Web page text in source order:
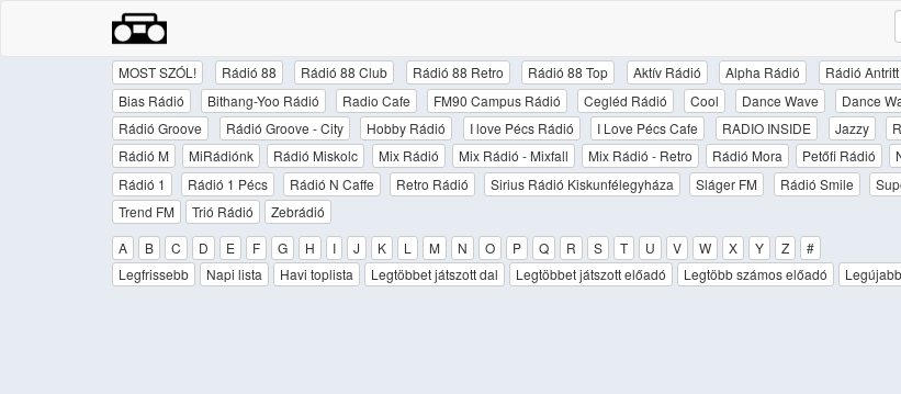
MOST SZÓL! Rádió 88 Rádió 88 Club Rádió 88 Retro Rádió 88 Top Aktív Rádió Alpha Rádió Rádió Antritt
Bias Rádió
Bithang-Yoo Rádió Radio Cafe FM90 Campus Rádió Cegléd Rádió Cool Dance Wave Dance
Rádió Groove
Rádió Groove - City Hobby Rádió I love Pécs Rádió I Love Pécs Cafe RADIO INSIDE Jazzy
Rádió M
MiRádiónk Rádió Miskolc Mix Rádió Mix Rádió - Mixfall Mix Rádió - Retro Rádió Mora Petőfi Rádió
Rádió 1
Rádió 1 Pécs Rádió N Caffe Retro Rádió Sirius Rádió Kiskunfélegyháza Sláger FM Rádió Smile
Trend FM
Trió Rádió
Zebrádió
A
B C D E F G H I J K L M N O P Q R S T U V W X Y Z
#
Legfrissebb
Napi lista Havi toplista Legtöbbet játszott dal Legtöbbet játszott előadó Legtöbb számos előadó